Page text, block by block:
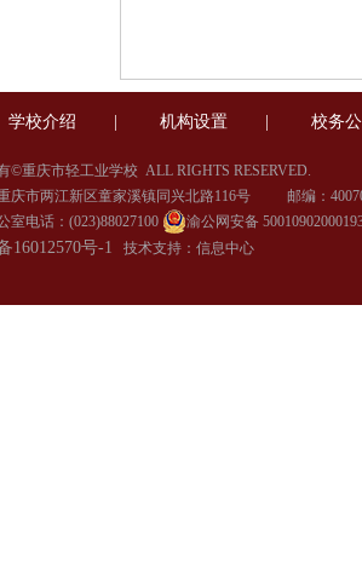
学校介绍 机构设置 校务
©重庆市轻工业学校 ALL RIGHTS RESERVED.
庆市两江新区童家溪镇同兴北路116号 邮编：
室电话：(023)88027100
渝公网安备
16012570号-1 技术支持：信息中心